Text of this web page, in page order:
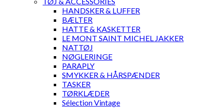
HANDSKER & LUFFER
BÆLTER
HATTE & KASKETTER
LE MONT SAINT MICHEL JAKKER
NATTØJ
NØGLERINGE
PARAPLY
SMYKKER & HÅRSPÆNDER
TASKER
TØRKLÆDER
Sélection Vintage